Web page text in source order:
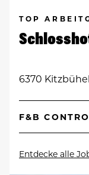
TOP
6370
F&B
Entdecke alle